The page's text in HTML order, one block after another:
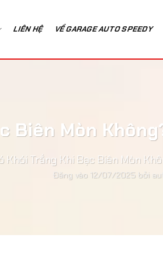
LIÊN HỆ VỀ GARAGE AUTO SPEEDY
Biên Mòn
Khói Trắng Khi Bạc Biên Mòn
Đăng vào 12/07/2025 bởi